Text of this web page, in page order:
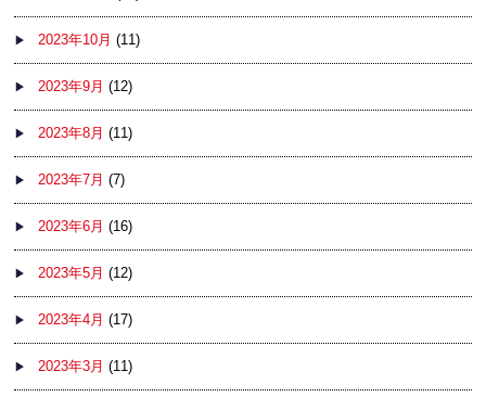
2023年10月 (11)
2023年9月 (12)
2023年8月 (11)
2023年7月 (7)
2023年6月 (16)
2023年5月 (12)
2023年4月 (17)
2023年3月 (11)